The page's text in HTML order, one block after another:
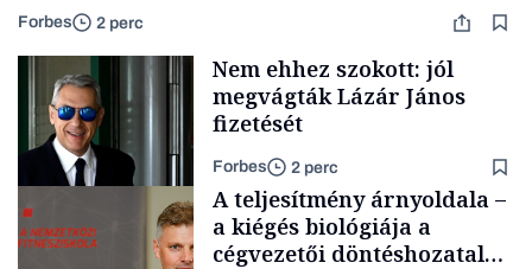
Forbes 2 perc
Nem ehhez szokott: jól
megvágták Lázár János
fizetését
Forbes 2 perc
A teljesítmény árnyoldala –
a kiégés biológiája a
cégvezetői döntéshozatal